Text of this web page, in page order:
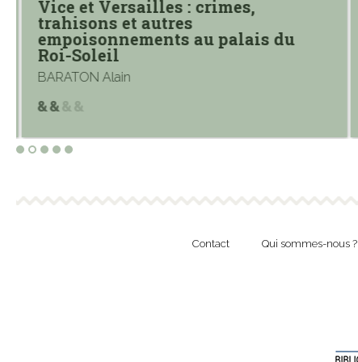
Vice et Versailles : crimes,
trahisons et autres
empoisonnements au palais du
Roi-Soleil
BARATON Alain
Contact Qui sommes-nous ?